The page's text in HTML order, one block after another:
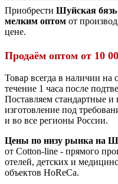
Приобрести Шуйская бязь
мелким оптом от
цене.
Продаём оптом от 10
Товар всегда в наличии на
течение 1 часа после
Поставляем стандартные и
изготовление под
и во все регионы России.
Цены по низу рынка на
от Cotton-line - прямого
отелей, детских и
объектов HoReCa.